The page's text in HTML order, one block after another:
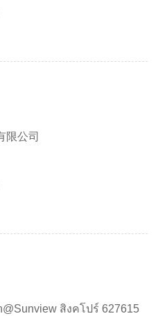
限公司
สิงคโปร์ 627615